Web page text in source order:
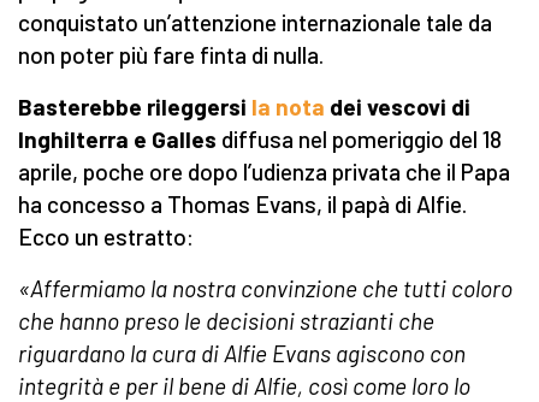
conquistato un’attenzione internazionale tale da
non poter più fare finta di nulla.
Basterebbe rileggersi la nota dei vescovi di
Inghilterra e Galles diffusa nel pomeriggio del 18
aprile, poche ore dopo l’udienza privata che il Papa
ha concesso a Thomas Evans, il papà di Alfie.
Ecco un estratto:
«Affermiamo la nostra convinzione che tutti coloro
che hanno preso le decisioni strazianti che
riguardano la cura di Alfie Evans agiscono con
integrità e per il bene di Alfie, così come loro lo